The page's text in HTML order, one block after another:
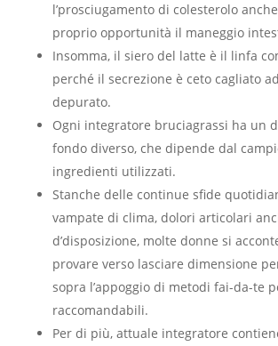
l’prosciugamento di colesterolo
proprio opportunità il maneggio
Insomma, il siero del latte è il linfa
perché il secrezione è ceto cagliato
depurato.
Ogni integratore bruciagrassi ha un
fondo diverso, che dipende dal
ingredienti utilizzati.
Stanche delle continue sfide
vampate di clima, dolori articolari
d’disposizione, molte donne si
provare verso lasciare dimensione
sopra l’appoggio di metodi fai-da-te
raccomandabili.
Per di più, attuale integratore